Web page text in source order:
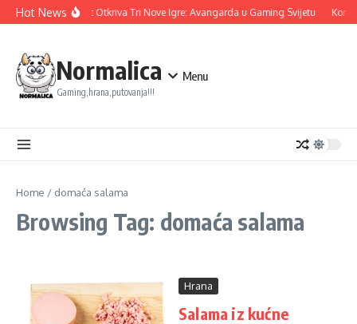
Skip to content
Hot NewsUbisoft Otkriva Tri Nove Igre: Avangarda u Gaming Svijetu
Normalica
Gaming,hrana,putovanja!!!
Menu
Home / domaća salama
Browsing Tag: domaća salama
Hrana
Salama iz kućne